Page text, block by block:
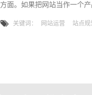
方面。如果把网站当作一个
同。站点规划：网站上线前
关键词： 网站运营 站点规